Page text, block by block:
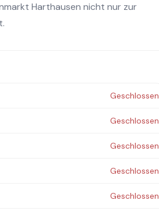
Harthausen nicht nur zur
Geschlossen
Geschlossen
Geschlossen
Geschlossen
Geschlossen